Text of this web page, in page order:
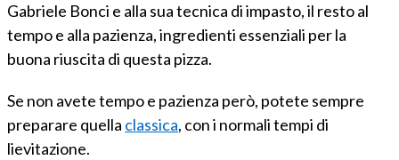
Gabriele Bonci e alla sua tecnica di impasto, il resto al
tempo e alla pazienza, ingredienti essenziali per la
buona riuscita di questa pizza.
Se non avete tempo e pazienza però, potete sempre
preparare quella classica, con i normali tempi di
lievitazione.